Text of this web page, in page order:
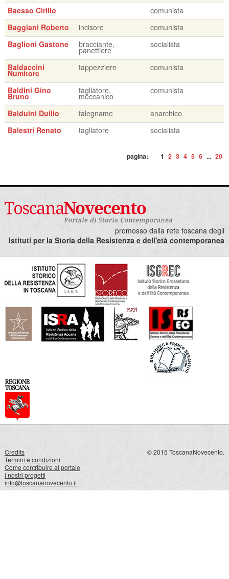
Baesso Cirillo
comunista
Baggiani Roberto
incisore
comunista
Baglioni Gastone
bracciante,
panettiere
socialista
Baldaccini
Numitore
tappezziere comunista
Baldini Gino
Bruno
tagliatore,
meccanico
comunista
Balduini Duilio falegname
anarchico
Balestri Renato
tagliatore socialista
pagina: 1 2 3 4 5 6 ... 20
promosso dalla rete toscana degli
Istituti per la Storia della Resistenza e dell'età contemporanea
Credits
Termini e condizioni
Come contribuire al portale
I nostri progetti
info@toscananovecento.it
© 2015 ToscanaNovecento.